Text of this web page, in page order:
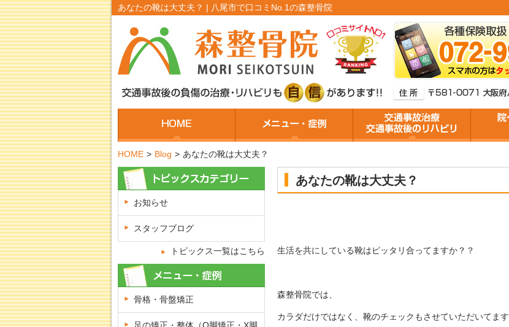
あなたの靴は大丈夫？ | 八尾市で口コミNo.1の森整骨院
HOME > Blog > あなたの靴は大丈夫？
あなたの靴は大丈夫？
生活を共にしている靴はピッタリ合ってますか？？
森整骨院では、
カラダだけではなく、靴のチェックもさせていただいてます
お知らせ
スタッフブログ
トピックス一覧はこちら
骨格・骨盤矯正